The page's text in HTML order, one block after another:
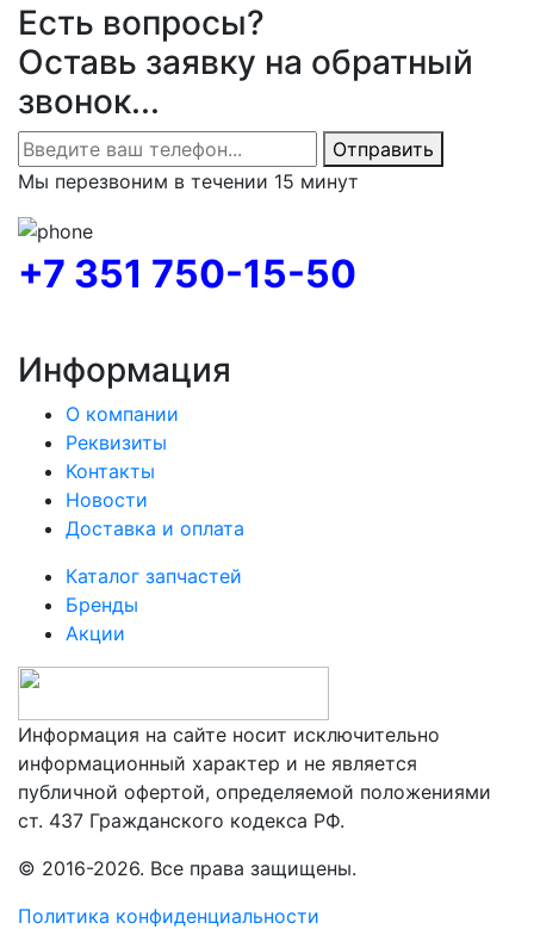
Информация на сайте носит исключительно
информационный характер и не является
публичной офертой, определяемой положениями
ст. 437 Гражданского кодекса РФ.
Есть вопросы?
Оставь заявку на обратный
звонок...
Отправить
Мы перезвоним в течении 15 минут
+7 351 750-15-50
Информация
О компании
Реквизиты
Контакты
Новости
Доставка и оплата
Каталог запчастей
Бренды
Акции
© 2016-2026. Все права защищены.
Политика конфиденциальности